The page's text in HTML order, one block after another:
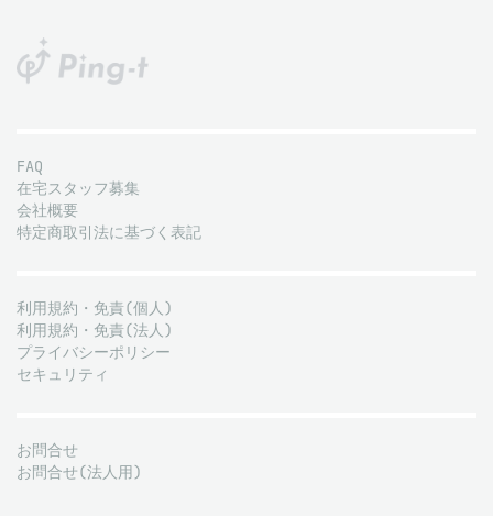
FAQ
在宅スタッフ募集
会社概要
特定商取引法に基づく表記
利用規約・免責(個人)
利用規約・免責(法人)
プライバシーポリシー
セキュリティ
お問合せ
お問合せ(法人用)